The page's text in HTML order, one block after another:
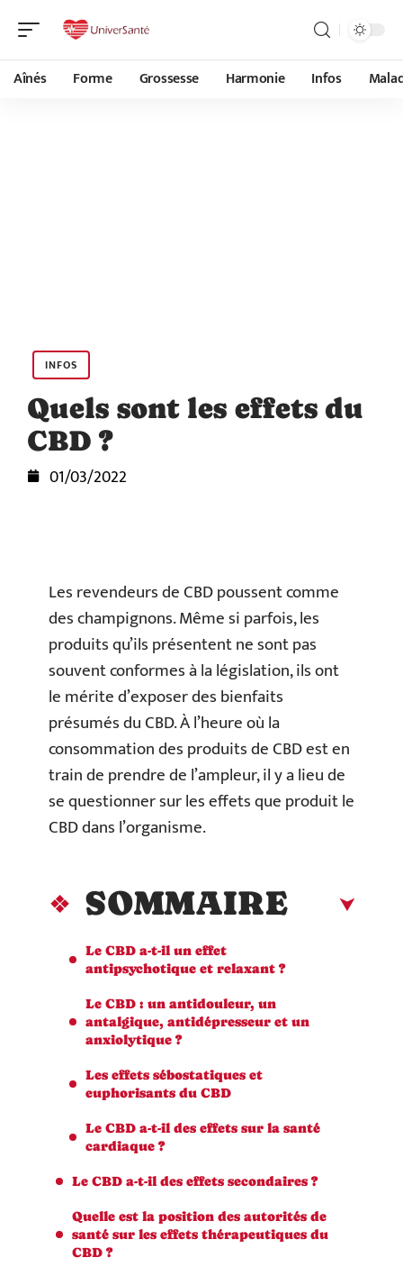
Aînés Forme Grossesse Harmonie Infos
INFOS
Quels sont les effets du
CBD ?
01/03/2022
Les revendeurs de CBD poussent comme
des champignons. Même si parfois, les
produits qu’ils présentent ne sont pas
souvent conformes à la législation, ils ont
le mérite d’exposer des bienfaits
présumés du CBD. À l’heure où la
consommation des produits de CBD est en
train de prendre de l’ampleur, il y a lieu de
se questionner sur les effets que produit le
CBD dans l’organisme.
SOMMAIRE
Le CBD a-t-il un effet
antipsychotique et relaxant ?
Le CBD : un antidouleur, un
antalgique, antidépresseur et un
anxiolytique ?
Les effets sébostatiques et
euphorisants du CBD
Le CBD a-t-il des effets sur la santé
cardiaque ?
Le CBD a-t-il des effets secondaires ?
Quelle est la position des autorités de
santé sur les effets thérapeutiques du
CBD ?